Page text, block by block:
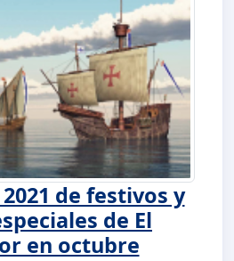
de festivos y
de El
en octubre